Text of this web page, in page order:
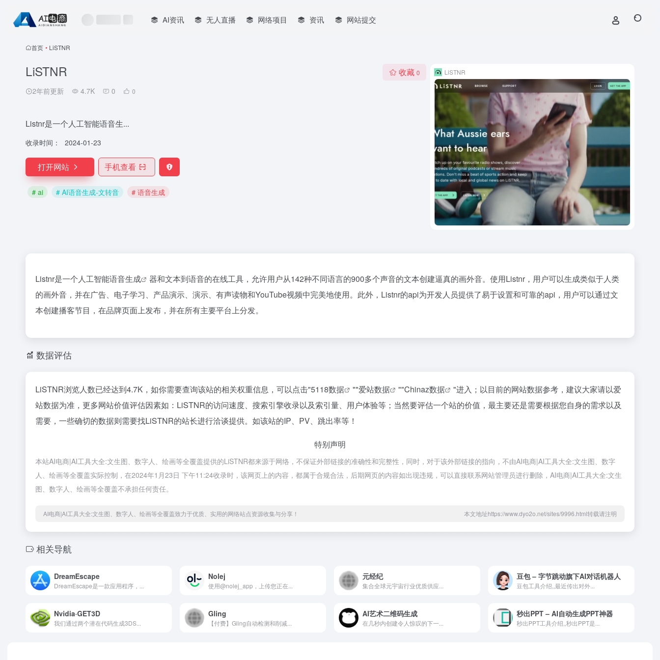
AI资讯 无人直播 网络项目 资讯 网站提交
首页 • LiSTNR
LiSTNR
2年前更新 4.7K 0 0
收藏 0
Listnr是一个人工智能语音生...
收录时间： 2024-01-23
打开网站 手机查看
# ai # AI语音生成-文转音 # 语音生成
LiSTNR
Listnr是一个人工智能语音生成
器和文本到语音的在线工具，允许用户从142种不同语言的900多个声音的文本创建逼真的画外音。使用Listnr，用户可以生成类似于人类
的画外音，并在广告、电子学习、产品演示、演示、有声读物和YouTube视频中完美地使用。此外，Listnr的api为开发人员提供了易于设置和可靠的api，用户可以通过文
本创建播客节目，在品牌页面上发布，并在所有主要平台上分发。
数据评估
LiSTNR浏览人数已经达到4.7K，如你需要查询该站的相关权重信息，可以点击"5118数据 ""爱站数据 ""Chinaz数据
"进入；以目前的网站数据参考，建议大家请以爱
站数据为准，更多网站价值评估因素如：LiSTNR的访问速度、搜索引擎收录以及索引量、用户体验等；当然要评估一个站的价值，最主要还是需要根据您自身的需求以及
需要，一些确切的数据则需要找LiSTNR的站长进行洽谈提供。如该站的IP、PV、跳出率等！
特别声明
本站AI电商|AI工具大全:文生图、数字人、绘画等全覆盖提供的LiSTNR都来源于网络，不保证外部链接的准确性和完整性，同时，对于该外部链接的指向，不由AI电商|AI工具大全:文生图、数字
人、绘画等全覆盖实际控制，在2024年1月23日 下午11:24收录时，该网页上的内容，都属于合规合法，后期网页的内容如出现违规，可以直接联系网站管理员进行删除，AI电商|AI工具大全:文生
图、数字人、绘画等全覆盖不承担任何责任。
AI电商|AI工具大全:文生图、数字人、绘画等全覆盖致力于优质、实用的网络站点资源收集与分享！ 本文地址https://www.dyo2o.net/sites/9996.html转载请注明
相关导航
DreamEscape
DreamEscape是一款应用程序，...
Nolej
使用@nolej_app，上传您正在...
元经纪
集合全球元宇宙行业优质供应...
豆包 – 字节跳动旗下AI对话机器人
豆包工具介绍,,最近传出对外...
Nvidia·GET3D
我们通过两个潜在代码生成3DS...
Gling
【付费】Gling自动检测和削减...
AI艺术二维码生成
在几秒内创建令人惊叹的下一...
秒出PPT – AI自动生成PPT神器
秒出PPT工具介绍,,秒出PPT是...